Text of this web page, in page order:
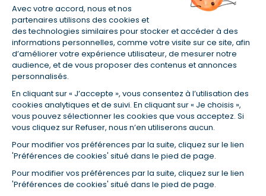
Avec votre accord, nous et nos
partenaires utilisons des cookies et
des technologies similaires pour stocker et accéder à des
informations personnelles, comme votre visite sur ce site, afin
d’améliorer votre expérience utilisateur, de mesurer notre
audience, et de vous proposer des contenus et annonces
personnalisés.
En cliquant sur « J’accepte », vous consentez à l’utilisation des
cookies analytiques et de suivi. En cliquant sur « Je choisis »,
vous pouvez sélectionner les cookies que vous acceptez. Si
vous cliquez sur Refuser, nous n’en utiliserons aucun.
Pour modifier vos préférences par la suite, cliquez sur le lien
'Préférences de cookies' situé dans le pied de page.
Pour modifier vos préférences par la suite, cliquez sur le lien
'Préférences de cookies' situé dans le pied de page.
(2) Économie de 65 % pour l'assurance d'un prêt amortissable de 330
457,23 € à 0,90 % sur 19,5 ans, accordé à un salarié non cadre assuré à
100 % (décès, PTIA, IPP, ITT, IPP) âgé de 36 ans fumeur et une personne
salariée non cadre assurée à 100 % (décès, PTIA, IPP, ITT, IPP) âgée de 35
ans et non-fumeur, tous deux sans risque médical connu. Au
14/07/2019, coût de l'assurance proposée par la banque 179,08 €/mois
en moyenne contre 64,60 €/mois en moyenne au 14/07/2022 avec
Empruntis.com (TAEA : 0,44 %, coût total de l'assurance : 15 117,65 €).
(3) Taux minimum pour un crédit consommation d'un montant fixé entre
5 000 et 20 000 euros, selon profil et durée.
(4) La diminution du montant des mensualités entraîne l'allongement
de la durée de remboursement ainsi que la hausse du coût total du
(5) Banques de réseau, mutualistes, spécialisées, directions
régionales, organismes de crédit selon votre profil et votre demande.
Mutuelles, compagnies et courtiers d'assurances. Selon votre profil et
votre demande.